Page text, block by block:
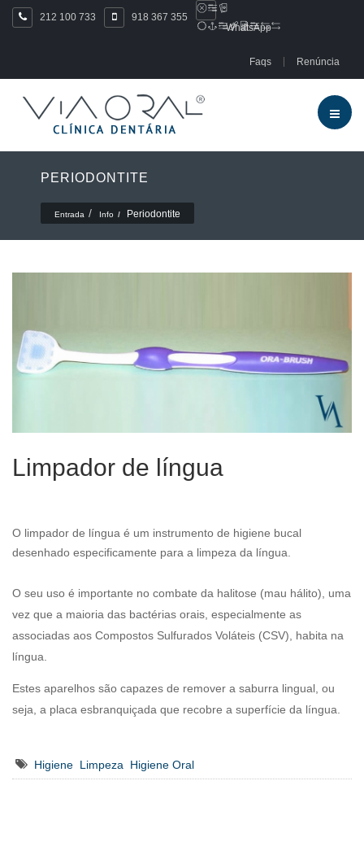
212 100 733
918 367 355
WhatsApp
Faqs Renúncia
PERIODONTITE
Entrada Info Periodontite
Limpador de língua
O limpador de língua é um instrumento de higiene bucal
desenhado especificamente para a limpeza da língua.
O seu uso é importante no combate da halitose (mau hálito), uma
vez que a maioria das bactérias orais, especialmente as
associadas aos Compostos Sulfurados Voláteis (CSV), habita na
língua.
Estes aparelhos são capazes de remover a saburra lingual, ou
seja, a placa esbranquiçada que recobre a superfície da língua.
Higiene Limpeza Higiene Oral